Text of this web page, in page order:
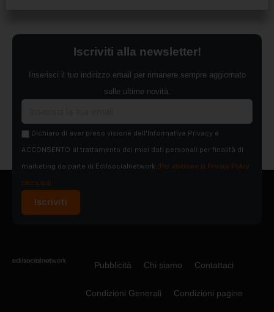
Iscriviti alla newsletter!
Inserisci il tuo indirizzo email per rimanere sempre aggiornato
sulle ultime novità.
Dichiaro di aver preso visione dell'Informativa Privacy e
ACCONSENTO al trattamento dei miei dati personali per finalità di
marketing da parte di Edilsocialnetwork (Per visionare la Privacy Policy
clicca qui).
Iscriviti
Pubblicità Chi siamo Contattaci
Condizioni Generali Condizioni pagine